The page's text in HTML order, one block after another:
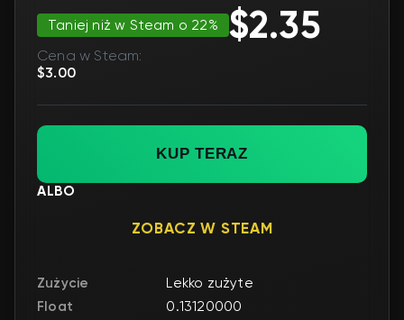
Taniej niż w Steam o 22% $2.35
Cena w Steam:
$3.00
KUP TERAZ
ALBO
ZOBACZ W STEAM
Zużycie
Lekko zużyte
Float
0.13120000